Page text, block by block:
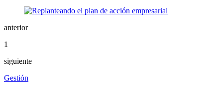
anterior
1
siguiente
Gestión